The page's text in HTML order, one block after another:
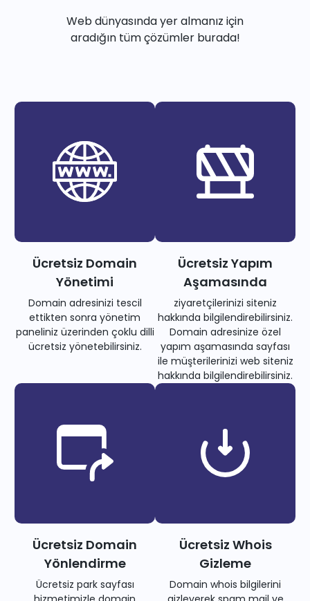
Web dünyasında yer almanız için
aradığın tüm çözümler burada!
Ücretsiz Domain
Yönetimi
Domain adresinizi tescil
ettikten sonra yönetim
paneliniz üzerinden çoklu dilli
ücretsiz yönetebilirsiniz.
Ücretsiz Yapım
Aşamasında
ziyaretçilerinizi siteniz
hakkında bilgilendirebilirsiniz.
Domain adresinize özel
yapım aşamasında sayfası
ile müşterilerinizi web siteniz
hakkında bilgilendirebilirsiniz.
Ücretsiz Domain
Yönlendirme
Ücretsiz park sayfası
Ücretsiz Whois
Gizleme
Domain whois bilgilerini